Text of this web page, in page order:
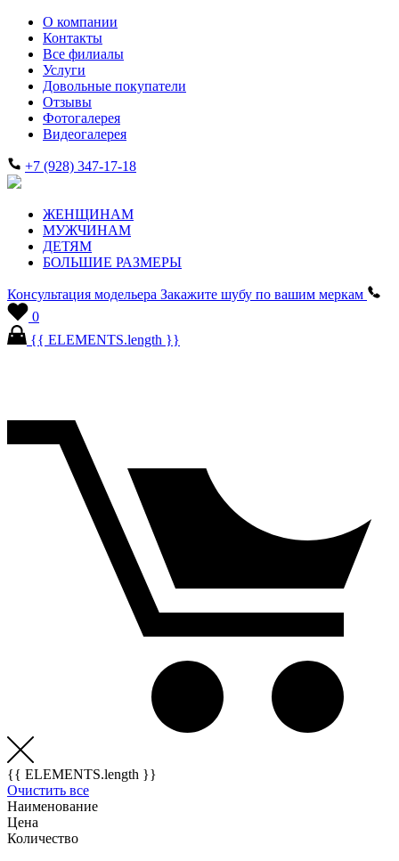
О компании
Контакты
Все филиалы
Услуги
Довольные покупатели
Отзывы
Фотогалерея
Видеогалерея
+7 (928) 347-17-18
ЖЕНЩИНАМ
МУЖЧИНАМ
ДЕТЯМ
БОЛЬШИЕ РАЗМЕРЫ
Консультация модельера Закажите шубу по вашим меркам
0
{{ ELEMENTS.length }}
{{ ELEMENTS.length }}
Очистить все
Наименование
Цена
Количество